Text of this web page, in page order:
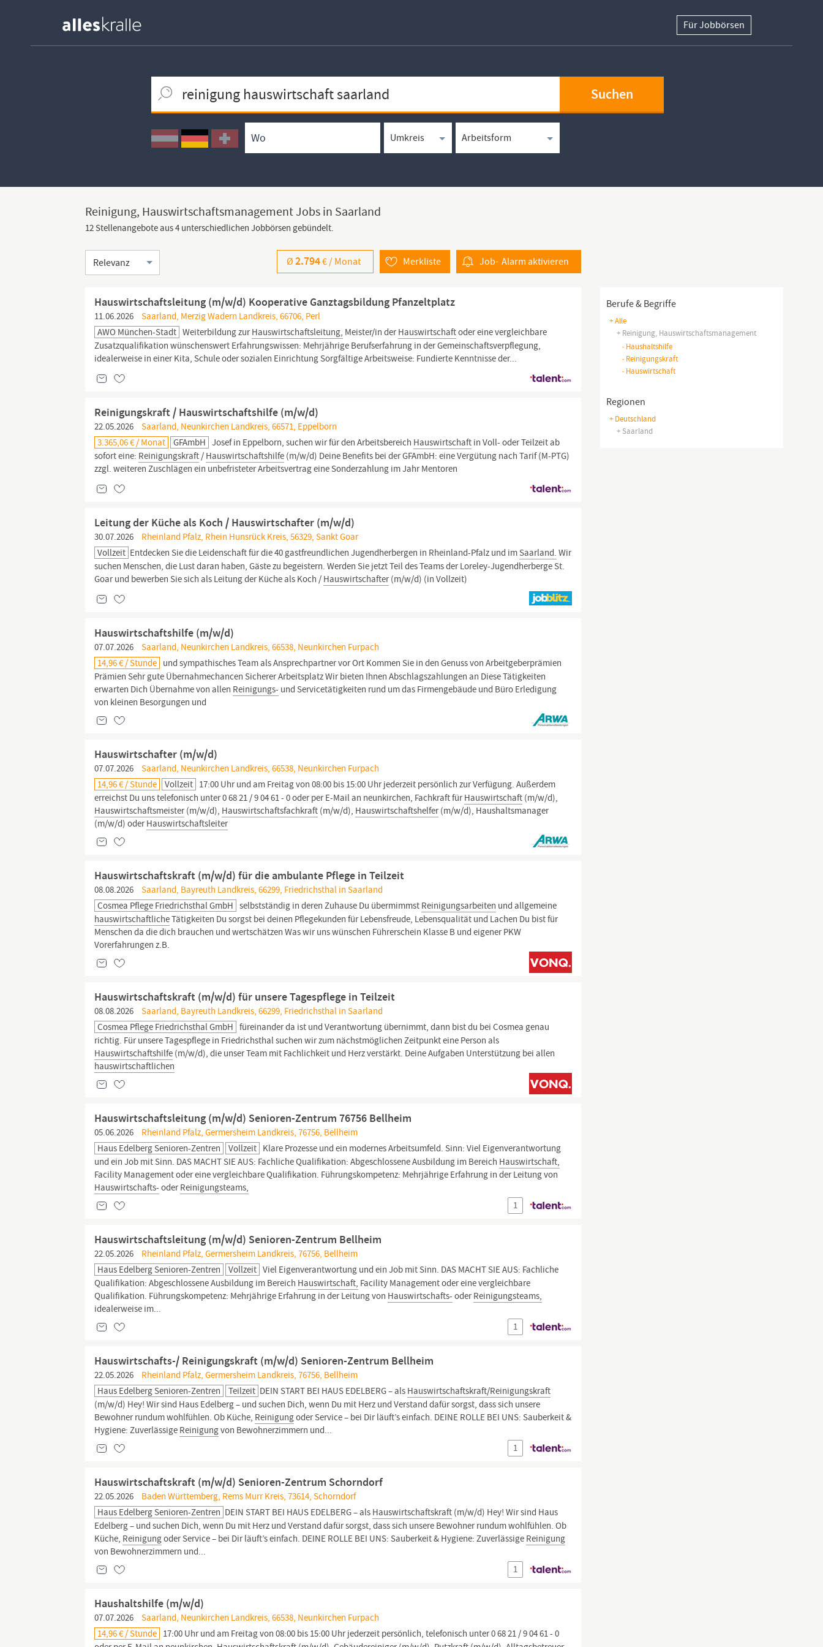
Für Jobbörsen
Ortssuche
Umkreissuche
Arbeitsform
Berufe & Begriffe
+ Alle
+ Reinigung, Hauswirtschaftsmanagement
-Haushaltshilfe
-Reinigungskraft
-Hauswirtschaft
Regionen
+ Deutschland
+ Saarland
Reinigung, Hauswirtschaftsmanagement Jobs in Saarland
12 Stellenangebote aus 4 unterschiedlichen Jobbörsen gebündelt.
Sortierung Job- Alarmaktivieren
Merkliste
Ø2.794€ / Monat
Hauswirtschaftsleitung (m/w/d) Kooperative Ganztagsbildung Pfanzeltplatz
11.06.2026
Saarland, Merzig Wadern Landkreis, 66706, Perl
AWO München-Stadt Weiterbildung zurHauswirtschaftsleitung, Meister/in derHauswirtschaftoder eine vergleichbare
Zusatzqualifikation wünschenswert Erfahrungswissen: Mehrjährige Berufserfahrung in der Gemeinschaftsverpflegung,
idealerweise in einer Kita, Schule oder sozialen Einrichtung Sorgfältige Arbeitsweise: Fundierte Kenntnisse der...
Reinigungskraft / Hauswirtschaftshilfe (m/w/d)
22.05.2026
Saarland, Neunkirchen Landkreis, 66571, Eppelborn
3.365,06 € / Monat
GFAmbH Josef in Eppelborn, suchen wir für den Arbeitsbereich Hauswirtschaft in Voll- oder Teilzeit ab
sofort eine: Reinigungskraft/ Hauswirtschaftshilfe (m/w/d) Deine Benefits bei der GFAmbH: eine Vergütung nach Tarif (M-PTG)
zzgl. weiteren Zuschlägen ein unbefristeter Arbeitsvertrag eine Sonderzahlung im Jahr Mentoren
Leitung der Küche als Koch / Hauswirtschafter (m/w/d)
30.07.2026
Rheinland Pfalz, Rhein Hunsrück Kreis, 56329, Sankt Goar
Vollzeit Entdecken Sie die Leidenschaft für die 40 gastfreundlichen Jugendherbergen in Rheinland-Pfalz und im Saarland. Wir
suchen Menschen, die Lust daran haben, Gäste zu begeistern. Werden Sie jetzt Teil des Teams der Loreley-Jugendherberge St.
Goar und bewerben Sie sich als Leitung der Küche als Koch / Hauswirtschafter(m/w/d) (in Vollzeit)
Hauswirtschaftshilfe (m/w/d)
07.07.2026
Saarland, Neunkirchen Landkreis, 66538, Neunkirchen Furpach
14,96 € / Stunde und sympathisches Team als Ansprechpartner vor Ort Kommen Sie in den Genuss von Arbeitgeberprämien
Prämien Sehr gute Übernahmechancen Sicherer Arbeitsplatz Wir bieten Ihnen Abschlagszahlungen an Diese Tätigkeiten
erwarten Dich Übernahme von allen Reinigungs- und Servicetätigkeiten rund um das Firmengebäude und Büro Erledigung
von kleinen Besorgungen und
Hauswirtschafter (m/w/d)
07.07.2026
Saarland, Neunkirchen Landkreis, 66538, Neunkirchen Furpach
14,96 € / Stunde
Vollzeit 17:00 Uhr und am Freitag von 08:00 bis 15:00 Uhr jederzeit persönlich zur Verfügung. Außerdem
erreichst Du uns telefonisch unter 0 68 21 / 9 04 61 - 0 oder per E-Mail an neunkirchen, Fachkraft fürHauswirtschaft (m/w/d),
Hauswirtschaftsmeister(m/w/d), Hauswirtschaftsfachkraft (m/w/d), Hauswirtschaftshelfer(m/w/d), Haushaltsmanager
(m/w/d) oderHauswirtschaftsleiter
Hauswirtschaftskraft (m/w/d) für die ambulante Pflege in Teilzeit
08.08.2026
Saarland, Bayreuth Landkreis, 66299, Friedrichsthal in Saarland
Cosmea Pflege Friedrichsthal GmbH selbstständig in deren Zuhause Du übermimmst Reinigungsarbeiten und allgemeine
hauswirtschaftlicheTätigkeiten Du sorgst bei deinen Pflegekunden für Lebensfreude, Lebensqualität und Lachen Du bist für
Menschen da die dich brauchen und wertschätzen Was wir uns wünschen Führerschein Klasse B und eigener PKW
Vorerfahrungen z.B.
Hauswirtschaftskraft (m/w/d) für unsere Tagespflege in Teilzeit
08.08.2026
Saarland, Bayreuth Landkreis, 66299, Friedrichsthal in Saarland
Cosmea Pflege Friedrichsthal GmbH füreinander da ist und Verantwortung übernimmt, dann bist du bei Cosmea genau
richtig. Für unsere Tagespflege in Friedrichsthal suchen wir zum nächstmöglichen Zeitpunkt eine Person als
Hauswirtschaftshilfe (m/w/d), die unser Team mit Fachlichkeit und Herz verstärkt. Deine Aufgaben Unterstützung bei allen
hauswirtschaftlichen
Hauswirtschaftsleitung (m/w/d) Senioren-Zentrum 76756 Bellheim
05.06.2026
Rheinland Pfalz, Germersheim Landkreis, 76756, Bellheim
Haus Edelberg Senioren-Zentren
Vollzeit Klare Prozesse und ein modernes Arbeitsumfeld. Sinn: Viel Eigenverantwortung
und ein Job mit Sinn. DAS MACHT SIE AUS: Fachliche Qualifikation: Abgeschlossene Ausbildung im Bereich Hauswirtschaft,
Facility Management oder eine vergleichbare Qualifikation. Führungskompetenz: Mehrjährige Erfahrung in der Leitung von
Hauswirtschafts- oderReinigungsteams,
1
Hauswirtschaftsleitung (m/w/d) Senioren-Zentrum Bellheim
22.05.2026
Rheinland Pfalz, Germersheim Landkreis, 76756, Bellheim
Haus Edelberg Senioren-Zentren
Vollzeit Viel Eigenverantwortung und ein Job mit Sinn. DAS MACHT SIE AUS: Fachliche
Qualifikation: Abgeschlossene Ausbildung im Bereich Hauswirtschaft, Facility Management oder eine vergleichbare
Qualifikation. Führungskompetenz: Mehrjährige Erfahrung in der Leitung von Hauswirtschafts- oderReinigungsteams,
idealerweise im...
1
Hauswirtschafts-/ Reinigungskraft (m/w/d) Senioren-Zentrum Bellheim
22.05.2026
Rheinland Pfalz, Germersheim Landkreis, 76756, Bellheim
Haus Edelberg Senioren-Zentren
Teilzeit DEIN START BEI HAUS EDELBERG – als Hauswirtschaftskraft/Reinigungskraft
(m/w/d) Hey! Wir sind Haus Edelberg – und suchen Dich, wenn Du mit Herz und Verstand dafür sorgst, dass sich unsere
Bewohner rundum wohlfühlen. Ob Küche, Reinigungoder Service – bei Dir läuft’s einfach. DEINE ROLLE BEI UNS: Sauberkeit &
Hygiene: Zuverlässige Reinigungvon Bewohnerzimmern und...
1
Hauswirtschaftskraft (m/w/d) Senioren-Zentrum Schorndorf
22.05.2026
Baden Württemberg, Rems Murr Kreis, 73614, Schorndorf
Haus Edelberg Senioren-Zentren DEIN START BEI HAUS EDELBERG – als Hauswirtschaftskraft (m/w/d) Hey! Wir sind Haus
Edelberg – und suchen Dich, wenn Du mit Herz und Verstand dafür sorgst, dass sich unsere Bewohner rundum wohlfühlen. Ob
Küche, Reinigungoder Service – bei Dir läuft’s einfach. DEINE ROLLE BEI UNS: Sauberkeit & Hygiene: Zuverlässige Reinigung
von Bewohnerzimmern und...
1
Haushaltshilfe (m/w/d)
07.07.2026
Saarland, Neunkirchen Landkreis, 66538, Neunkirchen Furpach
14,96 € / Stunde 17:00 Uhr und am Freitag von 08:00 bis 15:00 Uhr jederzeit persönlich, telefonisch unter 0 68 21 / 9 04 61 - 0